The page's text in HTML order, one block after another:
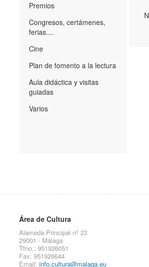
Premios
Congresos, certámenes,
ferias....
Cine
Plan de fomento a la lectura
Aula didáctica y visitas
guiadas
Varios
Área de Cultura
Alameda Principal nº 23
29001 - Málaga
Tfno.: 951926051
Fax: 951926644
Email: info.cultura@malaga.eu